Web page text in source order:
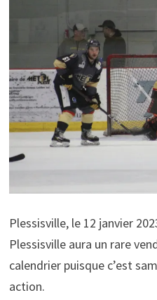
Plessisville, le 12 janvier
Plessisville aura un rare
calendrier puisque c’est
action.